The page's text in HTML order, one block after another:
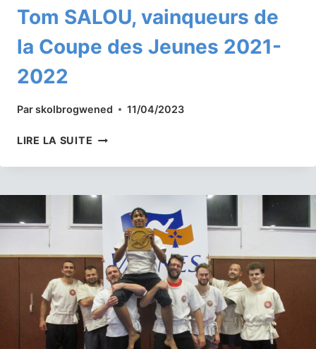
Tom SALOU, vainqueurs de
la Coupe des Jeunes 2021-
2022
Parskolbrogwened 11/04/2023
LIRE LA SUITE ARTICLE
ARTERO
TOM
SALOU,
VAINQUEURS
LA
COUPE
DES
JEUNES
2021-